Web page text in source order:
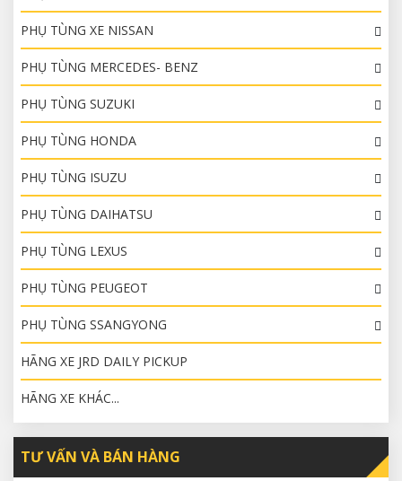
PHỤ TÙNG XE NISSAN
PHỤ TÙNG MERCEDES- BENZ
PHỤ TÙNG SUZUKI
PHỤ TÙNG HONDA
PHỤ TÙNG ISUZU
PHỤ TÙNG DAIHATSU
PHỤ TÙNG LEXUS
PHỤ TÙNG PEUGEOT
PHỤ TÙNG SSANGYONG
HÃNG XE JRD DAILY PICKUP
HÃNG XE KHÁC...
TƯ VẤN VÀ BÁN HÀNG